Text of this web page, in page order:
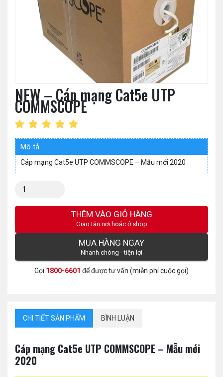
NEW – Cáp mạng Cat5e UTP
COMMSCOPE
Mô tả
Cáp mạng Cat5e UTP COMMSCOPE – Mẫu mới 2020
Số
THÊM VÀO GIỎ HÀNG
Giao tận nơi hoặc ở shop
MUA HÀNG NGAY
Nhanh chóng - tiện lợi
Gọi 1800-6601 để được tư vấn (miễn phí cuộc gọi)
CHI TIẾT SẢN PHẨM BÌNH LUẬN
Cáp mạng Cat5e UTP COMMSCOPE – Mẫu mới
2020